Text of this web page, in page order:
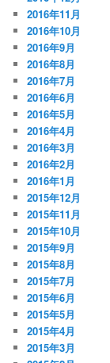
2016年11月
2016年10月
2016年9月
2016年8月
2016年7月
2016年6月
2016年5月
2016年4月
2016年3月
2016年2月
2016年1月
2015年12月
2015年11月
2015年10月
2015年9月
2015年8月
2015年7月
2015年6月
2015年5月
2015年4月
2015年3月